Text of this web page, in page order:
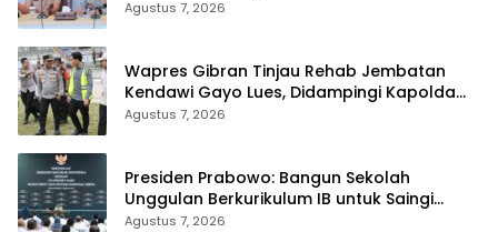
Sekolah
Agustus 7, 2026
Wapres Gibran Tinjau Rehab Jembatan
Kendawi Gayo Lues, Didampingi Kapolda
Aceh
Agustus 7, 2026
Presiden Prabowo: Bangun Sekolah
Unggulan Berkurikulum IB untuk Saingi
Dunia
Agustus 7, 2026